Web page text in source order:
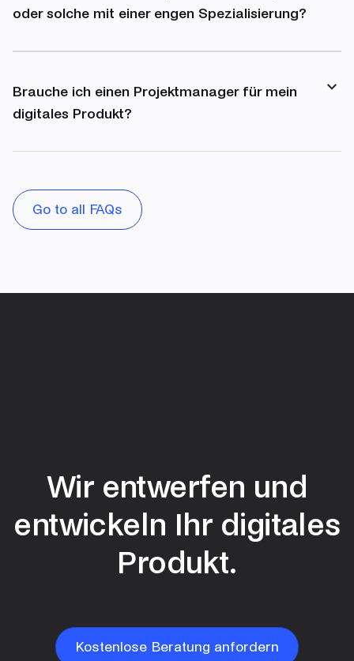
konzentrieren sich auf die Erfüllung der Bedürfnisse Ihrer
Motion-Designern sowie Entwicklern zusammen.
oder solche mit einer engen Spezialisierung?
erforderlich, während für andere Vorhaben „Alleskönner“
spezielles Team von Designern für Ihr Projekt oder einen
Brauche ich einen Projektmanager für mein
digitales Produkt?
Projekt- und Zeitplanung, Überwachung der zugeteilten
Aufgaben und Koordinierung der Teammitglieder. Bei
Go to all FAQs
Wir entwerfen und
entwickeln Ihr digitales
Produkt.
Kostenlose Beratung anfordern